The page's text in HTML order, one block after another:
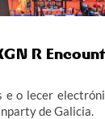
R
e o lecer
de Galicia.